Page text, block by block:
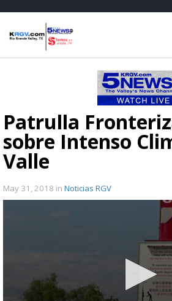
Patrulla
sobre Intenso
Valle
May 31, 2018 in Noticias RGV